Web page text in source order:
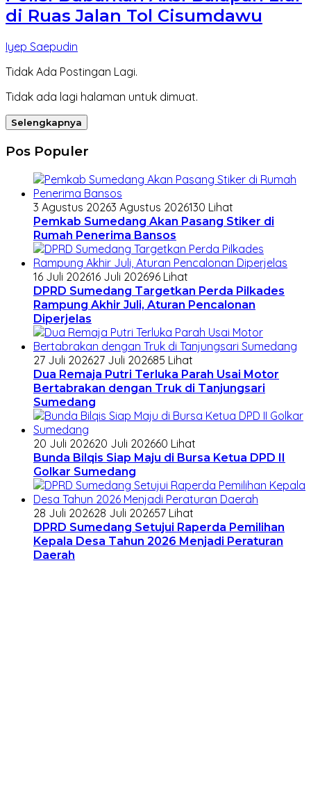
di Ruas Jalan Tol Cisumdawu
Iyep Saepudin
Tidak Ada Postingan Lagi.
Tidak ada lagi halaman untuk dimuat.
Selengkapnya
Pos Populer
3 Agustus 20263 Agustus 2026130 Lihat
Pemkab Sumedang Akan Pasang Stiker di
Rumah Penerima Bansos
16 Juli 202616 Juli 202696 Lihat
DPRD Sumedang Targetkan Perda Pilkades
Rampung Akhir Juli, Aturan Pencalonan
Diperjelas
27 Juli 202627 Juli 202685 Lihat
Dua Remaja Putri Terluka Parah Usai Motor
Bertabrakan dengan Truk di Tanjungsari
Sumedang
20 Juli 202620 Juli 202660 Lihat
Bunda Bilqis Siap Maju di Bursa Ketua DPD II
Golkar Sumedang
28 Juli 202628 Juli 202657 Lihat
DPRD Sumedang Setujui Raperda Pemilihan
Kepala Desa Tahun 2026 Menjadi Peraturan
Daerah